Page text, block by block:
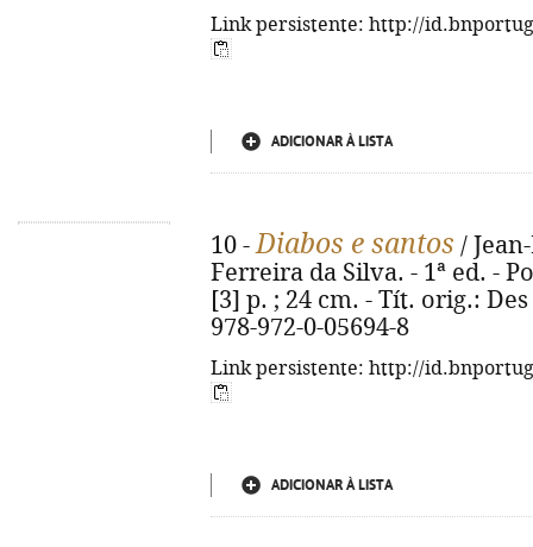
Link persistente: http://
ADICIONAR À LISTA
10 -Diabos e santos /
Ferreira da Silva. - 1ª ed. -
[3] p. ; 24 cm. - Tít. orig.:
978-972-0-05694-8
Link persistente: http://
ADICIONAR À LISTA